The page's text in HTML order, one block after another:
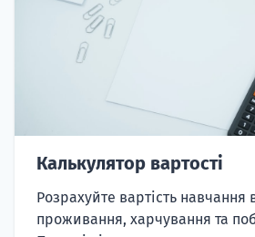
Калькулятор вартості
Розрахуйте вартість навчання
проживання, харчування та